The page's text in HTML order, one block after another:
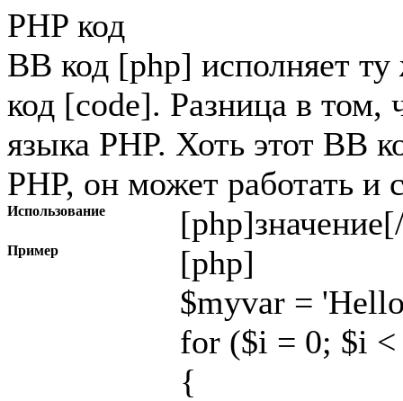
PHP код
BB код [php] исполняет
код [code]. Разница в том,
языка PHP. Хоть этот BB
PHP, он может работать и
Использование [php]значение
Пример
[php]
$myvar =
for ($i = 0; $i
{